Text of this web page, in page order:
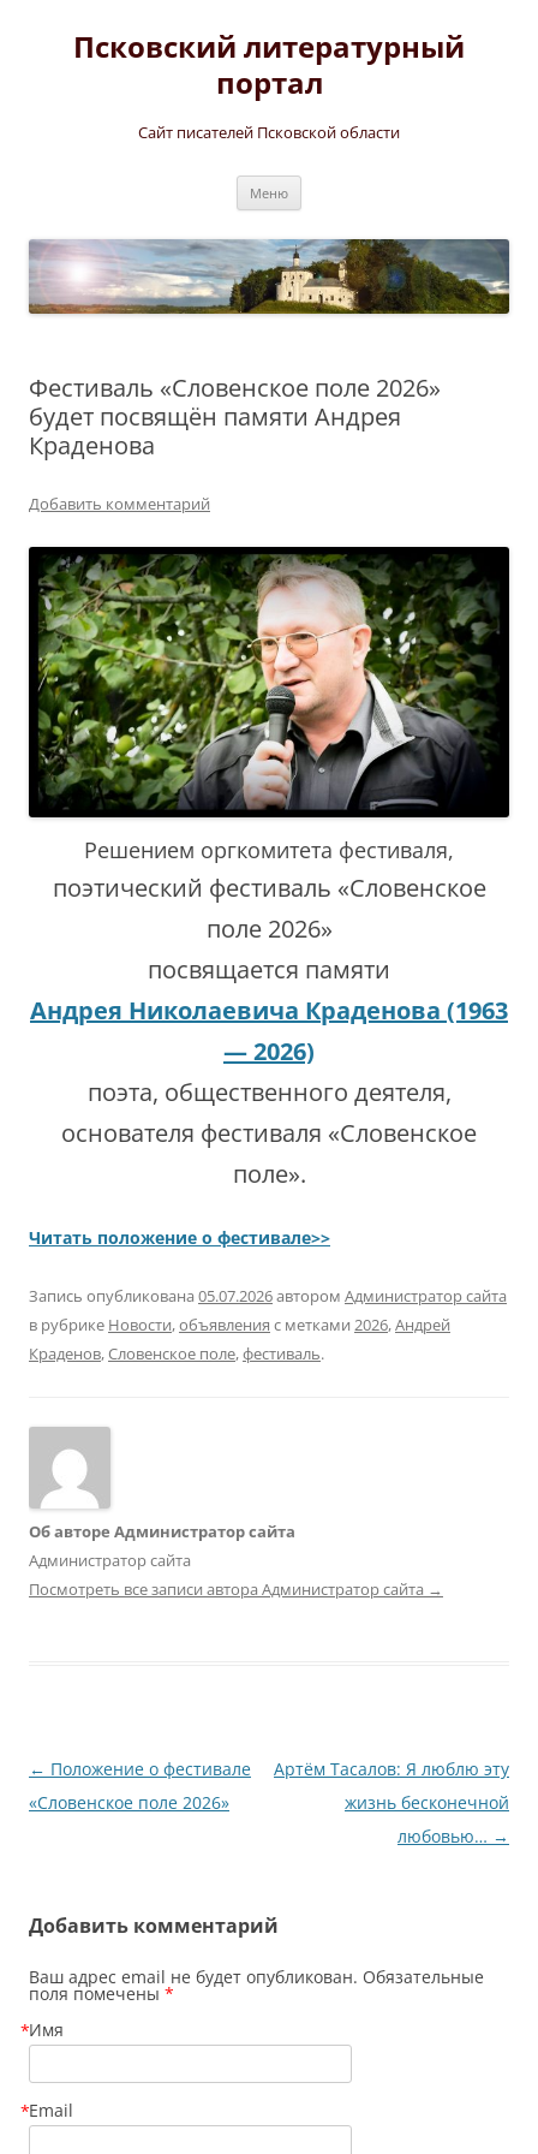
содержимому
Псковский литературный
портал
Сайт писателей Псковской области
Меню
Фестиваль «Словенское поле 2026»
будет посвящён памяти Андрея
Краденова
Добавить комментарий
Решением оргкомитета фестиваля,
поэтический фестиваль «Словенское
поле 2026»
посвящается памяти
Андрея Николаевича Краденова (1963
— 2026)
поэта, общественного деятеля,
основателя фестиваля «Словенское
поле».
Читать положение о фестивале>>
Запись опубликована 05.07.2026автором Администратор сайта
в рубрике Новости,объявления с метками 2026,Андрей
Краденов,Словенское поле,фестиваль.
Об авторе Администратор сайта
Администратор сайта
Посмотреть все записи автора Администратор сайта →
Навигация
по
← Положение о фестивале
«Словенское поле 2026»
Артём Тасалов: Я люблю эту
жизнь бесконечной
любовью… →
Добавить комментарий
Ваш адрес email не будет опубликован. Обязательные
поля помечены *
Имя
*
Email
*